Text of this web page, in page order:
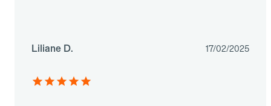
Liliane D. 17/02/2025